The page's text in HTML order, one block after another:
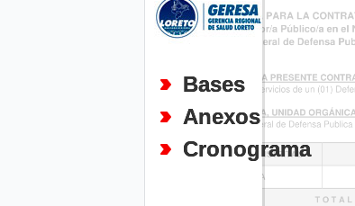
Bases
Anexos
Cronograma